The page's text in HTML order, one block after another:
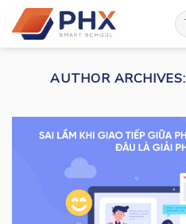
Skip
content
AUTHOR ARCHIVES: